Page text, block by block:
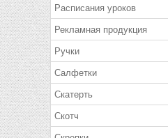
Расписания уроков
Рекламная продукция
Ручки
Салфетки
Скатерть
Скотч